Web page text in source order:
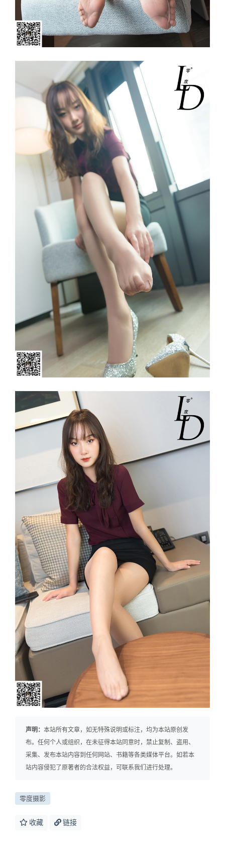
声明： 本站所有文章，如无特殊说明或标注，均为本站原创发
布。任何个人或组织，在未征得本站同意时，禁止复制、盗用、
采集、发布本站内容到任何网站、书籍等各类媒体平台。如若本
站内容侵犯了原著者的合法权益，可联系我们进行处理。
零度摄影
收藏 链接